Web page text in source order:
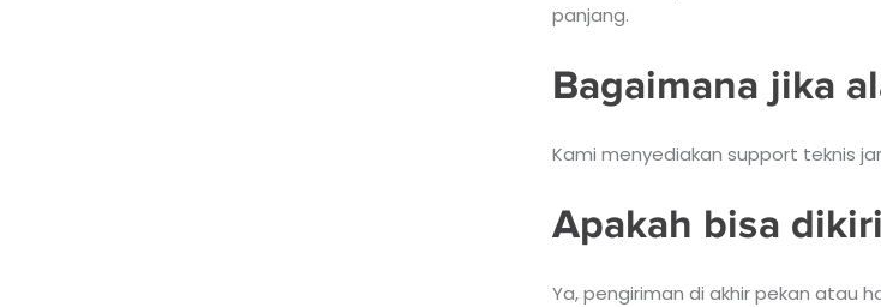
panjang.
Bagaimana jika
Kami menyediakan support teknis
Apakah bisa
Ya, pengiriman di akhir pekan atau